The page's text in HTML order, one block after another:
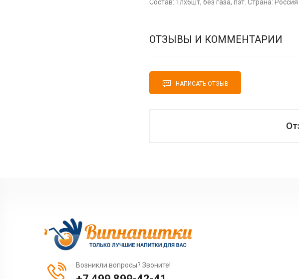
Состав: 1лх6шт, без газа, пэт. Страна: Россия
ОТЗЫВЫ И КОММЕНТАРИИ
НАПИСАТЬ ОТЗЫВ
Возникли вопросы? Звоните!